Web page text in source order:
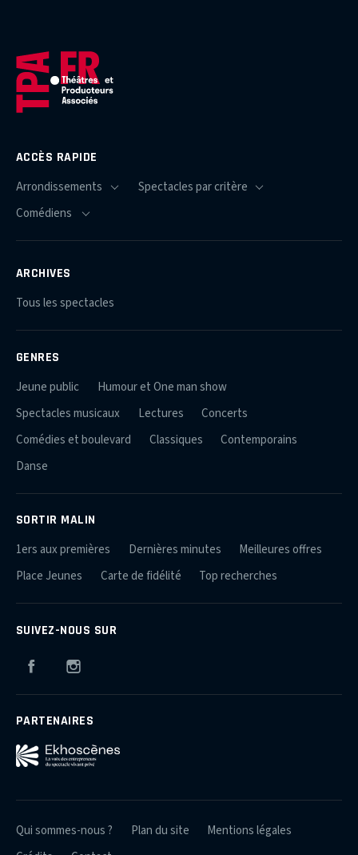
ACCÈS RAPIDE
ARCHIVES
Tous les spectacles
GENRES
Jeune public
Humour et One man show
Spectacles musicaux
Lectures
Concerts
Comédies et boulevard
Classiques
Contemporains
Danse
SORTIR MALIN
1ers aux premières Dernières minutes
Meilleures offres
Place Jeunes
Carte de fidélité Top recherches
SUIVEZ-NOUS SUR
Facebook
PARTENAIRES
Qui sommes-nous ? Plan du site
Mentions légales